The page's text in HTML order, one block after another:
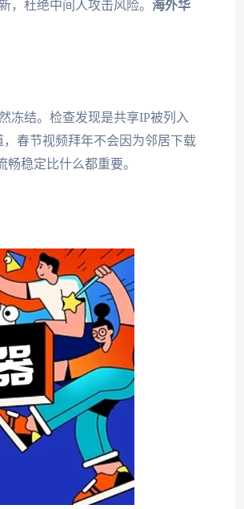
，杜绝中间人攻击风险。 海外华
冻结。检查发现是共享IP被列入
，春节视频拜年不会因为邻居下载
稳定比什么都重要。